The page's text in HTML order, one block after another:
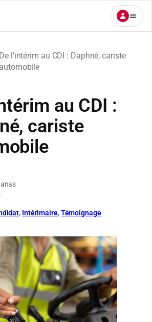
De l’intérim au CDI : Daphné, cariste
automobile
au CDI :
cariste
, Intérimaire, Témoignage